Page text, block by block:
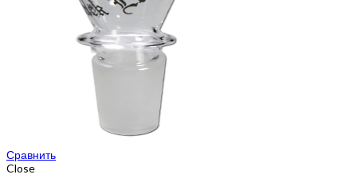
Сравнить
Close